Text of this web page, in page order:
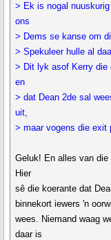
> Ek is nogal
ons
> Dems se kanse om
> Spekuleer hulle al
> Dit lyk asof Kerry die
en
> dat Dean 2de sal
uit,
> maar vogens die exit
Geluk! En alles van
Hier
sê die koerante dat
binnekort iewers 'n
wees. Niemand waag
daar is